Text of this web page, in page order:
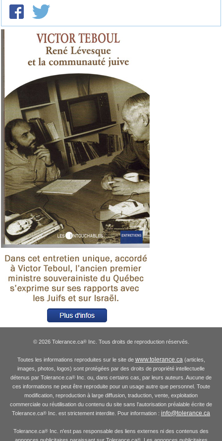
© 2026 Tolerance.ca®Inc. Tous droits de reproduction réservés.
Toutes les informations reproduites sur le site de www.tolerance.ca(articles,
images, photos, logos) sont protégées par des droits de propriété intellectuelle
détenus par Tolerance.ca® Inc. ou, dans certains cas, par leurs auteurs. Aucune de
ces informations ne peut être reproduite pour un usage autre que personnel. Toute
modification, reproduction à large diffusion, traduction, vente, exploitation
commerciale ou réutilisation du contenu du site sans l'autorisation préalable écrite de
Tolerance.ca® Inc. est strictement interdite. Pour information : info@tolerance.ca
Tolerance.ca® Inc. n'est pas responsable des liens externes ni des contenus des